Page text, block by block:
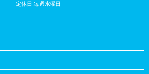
定休日:毎週水曜日